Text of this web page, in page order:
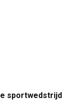
sportwedstrijd